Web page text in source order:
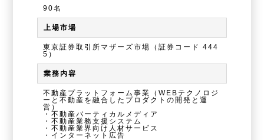
90名
上場市場
東京証券取引所マザーズ市場（証券コード 444
5）
業務内容
不動産プラットフォーム事業（WEBテクノロジ
ーと不動産を融合したプロダクトの開発と運
営）
・不動産バーティカルメディア
・不動産業務支援システム
・不動産業界向け人材サービス
・インターネット広告